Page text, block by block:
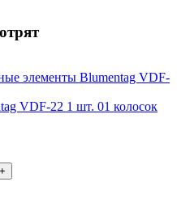
VDF-22 1 шт. 01 колосок
+